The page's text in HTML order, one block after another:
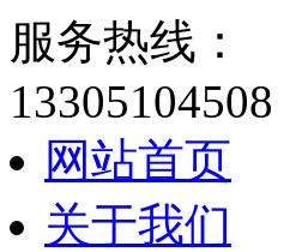
服务热线：
13305104508
网站首页
关于我们